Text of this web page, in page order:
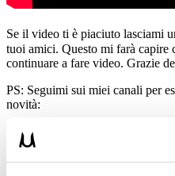
Se il video ti è piaciuto lasciami
tuoi amici. Questo mi farà capire
continuare a fare video. Grazie
PS: Seguimi sui miei canali per
novità:
📸 Instagram
https://
🏋🏻‍♂️ T-shirt Allenamentohttp://